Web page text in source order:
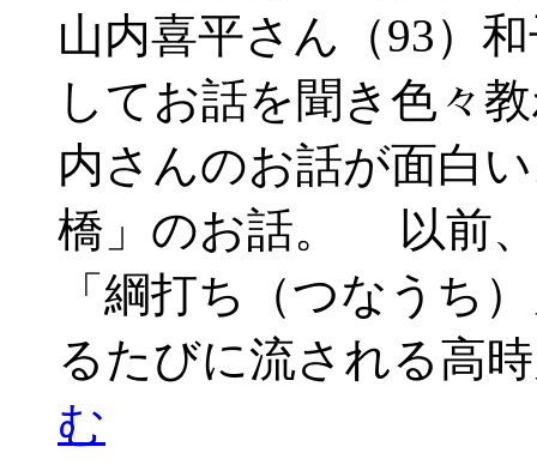
山内喜平さん（93）
してお話を聞き色々
内さんのお話が面白
橋」のお話。 以前、
「綱打ち（つなうち
るたびに流される高
む